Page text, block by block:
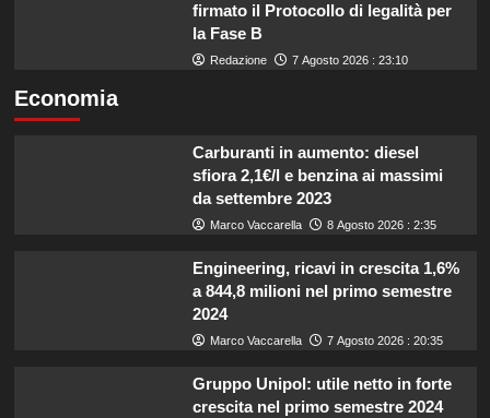
firmato il Protocollo di legalità per
la Fase B
Redazione 7 Agosto 2026 : 23:10
Economia
Carburanti in aumento: diesel
sfiora 2,1€/l e benzina ai massimi
da settembre 2023
Marco Vaccarella 8 Agosto 2026 : 2:35
Engineering, ricavi in crescita 1,6%
a 844,8 milioni nel primo semestre
2024
Marco Vaccarella 7 Agosto 2026 : 20:35
Gruppo Unipol: utile netto in forte
crescita nel primo semestre 2024